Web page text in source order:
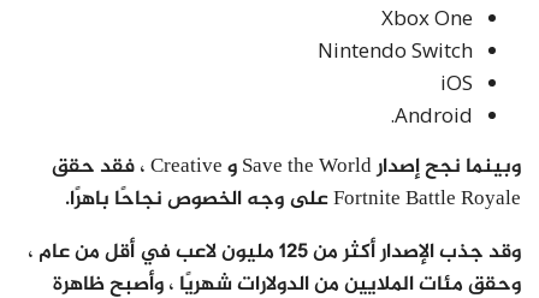
Xbox One
Nintendo Switch
iOS
Android.
وبينما نجح إصدار Save the World و Creative ، فقد حقق
Fortnite Battle Royale على وجه الخصوص نجاحًا باهرًا.
وقد جذب الإصدار أكثر من 125 مليون لاعب في أقل من عام ،
وحقق مئات الملايين من الدولارات شهريًا ، وأصبح ظاهرة